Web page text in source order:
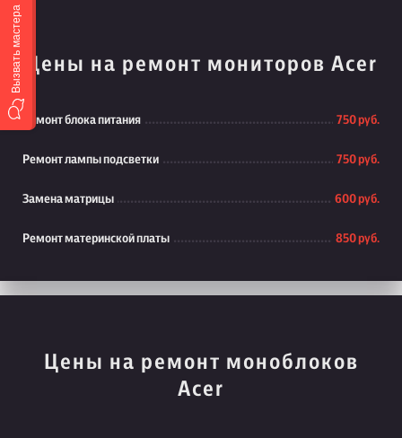
Цены на ремонт мониторов Acer
Ремонт блока питания 750 руб.
Ремонт лампы подсветки 750 руб.
Замена матрицы 600 руб.
Ремонт материнской платы 850 руб.
Цены на ремонт моноблоков
Acer
Вызвать мастера